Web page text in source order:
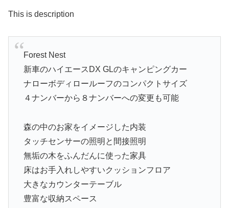
This is description
Forest Nest
新車のハイエースDX GLのキャンピングカー
ナローボディロールーフのコンパクトサイズ
４ナンバーから８ナンバーへの変更も可能
森の中のお家をイメージした内装
タッチセンサーの照明と間接照明
無垢の木をふんだんに使った家具
床はお手入れしやすいクッションフロア
大きなカウンターテーブル
豊富な収納スペース